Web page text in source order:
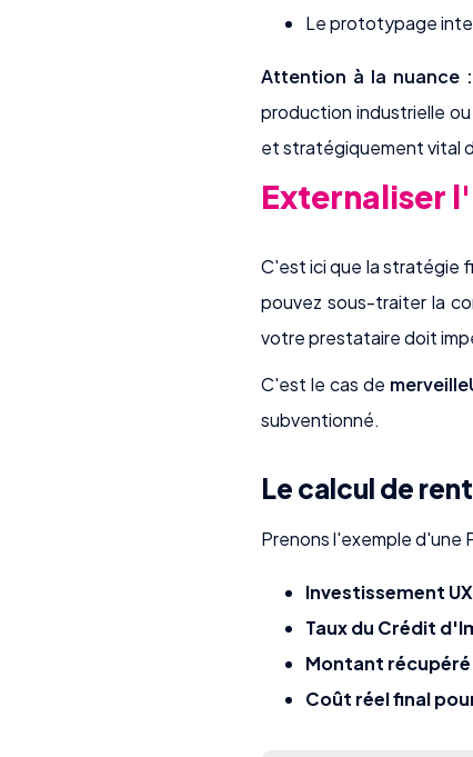
Le prototypage
Attention à la nuance :
production industrielle
et stratégiquement vital
Externaliser
C'est ici que la stratégie
pouvez sous-traiter la
votre prestataire doit
C'est le cas de
subventionné.
Le calcul de
Prenons l'exemple d'une
Investissement
Taux du Crédit
Montant récupéré
Coût réel final